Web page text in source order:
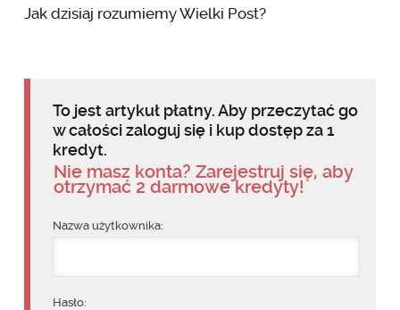
Jak dzisiaj rozumiemy Wielki Post?
To jest artykuł płatny. Aby przeczytać go
w całości zaloguj się i kup dostęp za 1
kredyt.
Nie masz konta? Zarejestruj się, aby
otrzymać 2 darmowe kredyty!
Nazwa użytkownika:
Hasło: